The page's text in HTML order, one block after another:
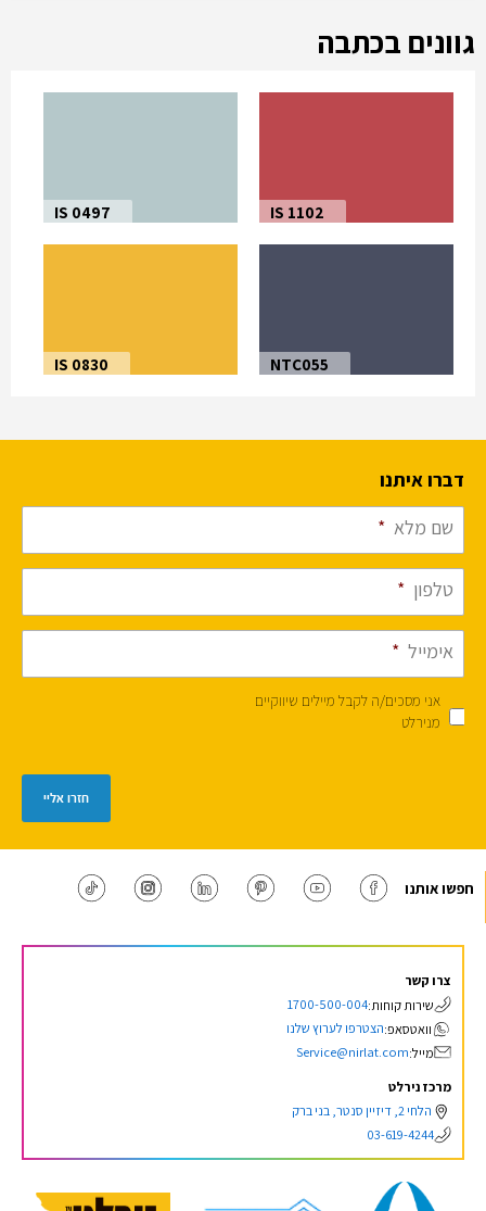
גוונים בכתבה
IS 1102
IS 0497
NTC055
IS 0830
דברו איתנו
שם מלא *
טלפון *
אימייל *
אני מסכים/ה לקבל מיילים שיווקיים
מנירלט
חזרו אליי
חפשו אותנו
צרו קשר
שירות קוחות:1700-500-004
וואטסאפ:הצטרפו לערוץ שלנו
מייל:Service@nirlat.com
מרכז נירלט
הלחי 2, דיזיין סנטר, בני ברק
03-619-4244